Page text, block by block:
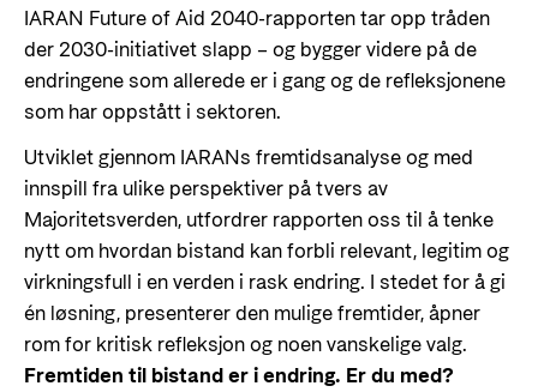
Nyttige lenker
Viktige dokumenter og lenker
Partnerfordeling
Kontakt oss
Norads Varslingstjeneste
Presse og media
Logo
Postjournal
Personvern
IARAN Future of Aid 2040-rapporten tar opp tråden
der 2030-initiativet slapp – og bygger videre på de
endringene som allerede er i gang og de refleksjonene
som har oppstått i sektoren.
Utviklet gjennom IARANs fremtidsanalyse og med
innspill fra ulike perspektiver på tvers av
Majoritetsverden, utfordrer rapporten oss til å tenke
nytt om hvordan bistand kan forbli relevant, legitim og
virkningsfull i en verden i rask endring. I stedet for å gi
én løsning, presenterer den mulige fremtider, åpner
rom for kritisk refleksjon og noen vanskelige valg.
Fremtiden til bistand er i endring. Er du med?